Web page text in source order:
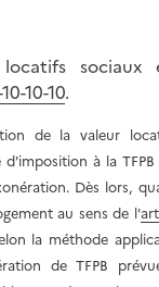
sociaux
10-10.
de la valeur
à la
Dès lors,
au sens de l'
la méthode
de TFPB